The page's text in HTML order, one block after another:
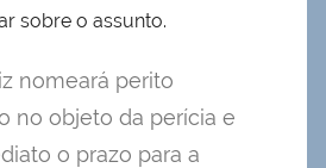
sobre o assunto.
nomeará perito
no objeto da perícia e
o prazo para a